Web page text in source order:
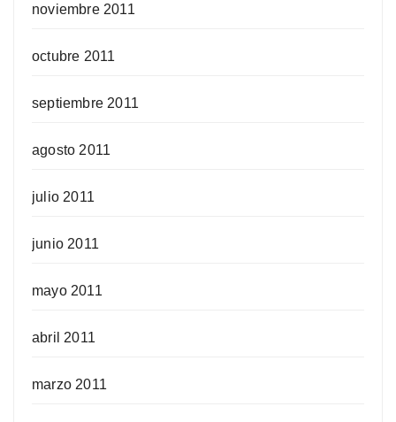
noviembre 2011
octubre 2011
septiembre 2011
agosto 2011
julio 2011
junio 2011
mayo 2011
abril 2011
marzo 2011